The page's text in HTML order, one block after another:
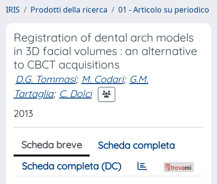
IRIS Prodotti della ricerca 01 - Articolo su periodico
Registration of dental arch models
in 3D facial volumes : an alternative
to CBCT acquisitions
D.G. Tommasi; M. Codari; G.M.
Tartaglia; C. Dolci
2013
Scheda breve
Scheda completa
Scheda completa (DC)